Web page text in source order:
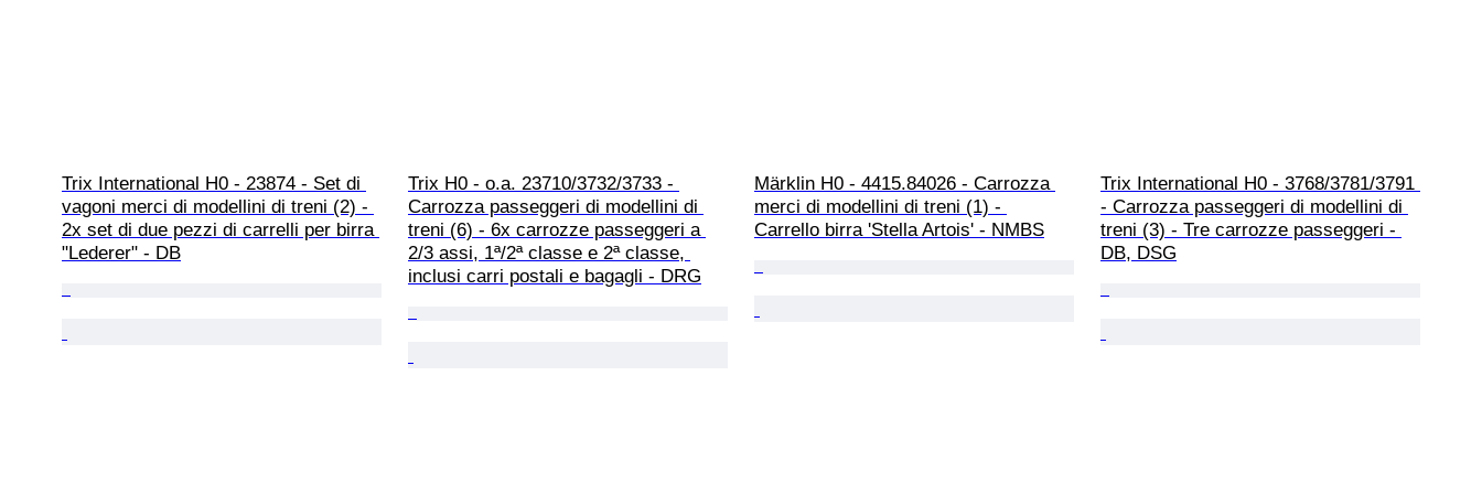
Trix International H0 - 23874 - Set di
vagoni merci di modellini di treni (2) -
2x set di due pezzi di carrelli per birra
"Lederer" - DB
Trix H0 - o.a. 23710/3732/3733 -
Carrozza passeggeri di modellini di
treni (6) - 6x carrozze passeggeri a
2/3 assi, 1ª/2ª classe e 2ª classe,
inclusi carri postali e bagagli - DRG
Märklin H0 - 4415.84026 - Carrozza
merci di modellini di treni (1) -
Carrello birra 'Stella Artois' - NMBS
Trix International H0 - 3768/3781/3791
- Carrozza passeggeri di modellini di
treni (3) - Tre carrozze passeggeri -
DB, DSG